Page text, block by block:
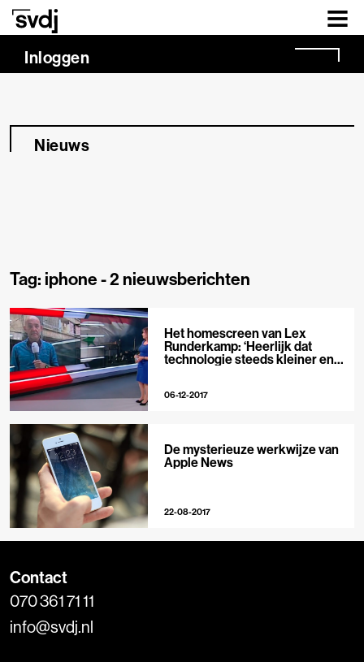
Naar hoofdinhoud
Inloggen
Nieuws
Tag: iphone -2 nieuwsberichten
Het homescreen van Lex
Runderkamp: ‘Heerlijk dat
technologie steeds kleiner en
06-12-2017
De mysterieuze werkwijze van
Apple News
22-08-2017
Contact
070 361 71 11
info@svdj.nl